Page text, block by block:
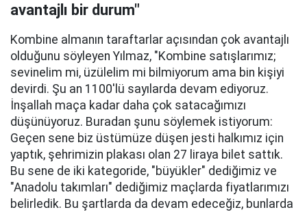
avantajlı bir durum"
Kombine almanın taraftarlar açısından çok avantajlı
olduğunu söyleyen Yılmaz, "Kombine satışlarımız;
sevinelim mi, üzülelim mi bilmiyorum ama bin kişiyi
devirdi. Şu an 1100'lü sayılarda devam ediyoruz.
İnşallah maça kadar daha çok satacağımızı
düşünüyoruz. Buradan şunu söylemek istiyorum:
Geçen sene biz üstümüze düşen jesti halkımız için
yaptık, şehrimizin plakası olan 27 liraya bilet sattık.
Bu sene de iki kategoride, "büyükler" dediğimiz ve
"Anadolu takımları" dediğimiz maçlarda fiyatlarımızı
belirledik. Bu şartlarda da devam edeceğiz, bunlarda